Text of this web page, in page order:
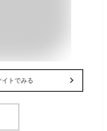
イトでみる